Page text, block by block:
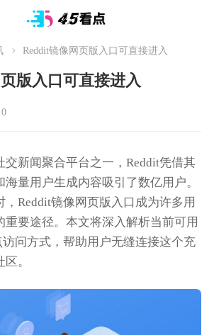
Reddit镜像网页版入口可直接进入
版入口可直接进入
0
交新闻聚合平台之一，Reddit凭借其
量用户生成内容吸引了数亿用户。
，Reddit镜像网页版入口成为许多用
重要途径。本文将深入解析当前可用
问方式，帮助用户无缝连接这个充
。